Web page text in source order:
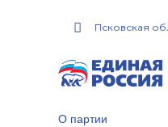
Псковская
О партии